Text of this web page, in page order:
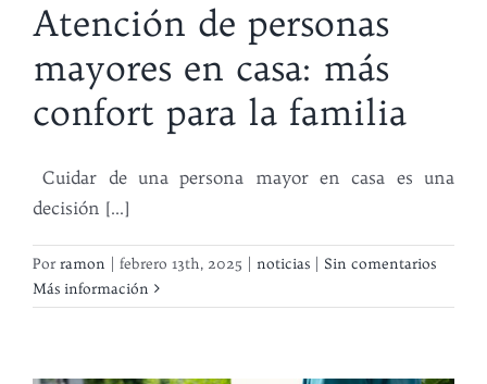
Atención de personas
mayores en casa: más
confort para la familia
Cuidar de una persona mayor en casa es una
decisión [...]
Porramon febrero 13th, 2025 noticias
Sin comentarios
Más información